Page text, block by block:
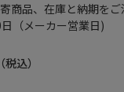
商品、在庫と納期をご
（メーカー営業日)
（税込）